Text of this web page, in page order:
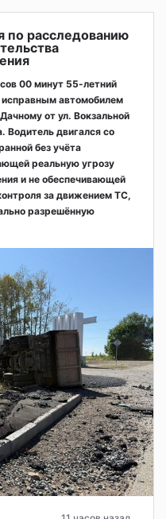
по расследованию
00 минут 55-летний
исправным автомобилем
от ул. Вокзальной
Водитель двигался со
без учёта
реальную угрозу
и не обеспечивающей
за движением ТС,
разрешённую